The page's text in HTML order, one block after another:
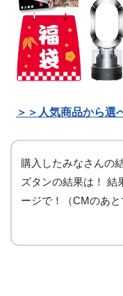
＞＞人気商品から選
購入したみなさんの
ズタンの結果は！ 結
ージで！（CMのあと